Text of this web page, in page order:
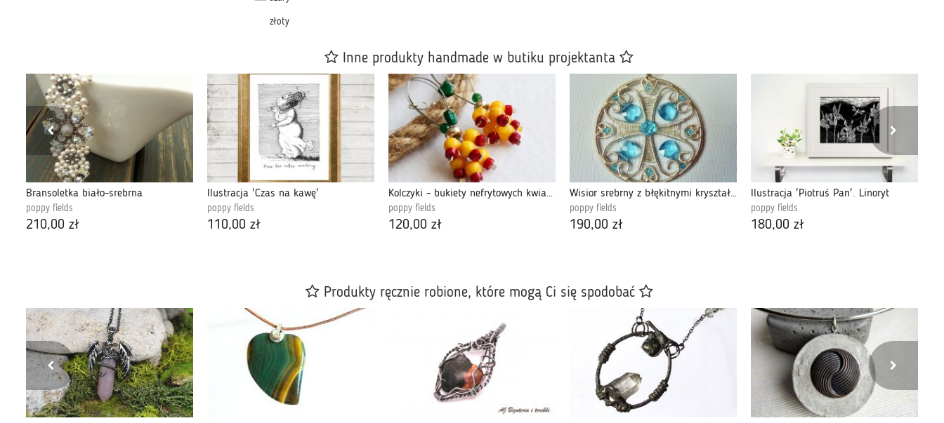
złoty
Inne produkty handmade w butiku projektanta
Bransoletka biało-srebrna
poppy fields
210,00 zł
Ilustracja 'Czas na kawę'
poppy fields
110,00 zł
Kolczyki - bukiety nefrytowych kwiatów
poppy fields
120,00 zł
Wisior srebrny z błękitnymi kryształkami
poppy fields
190,00 zł
Ilustracja 'Piotruś Pan'. Linoryt
poppy fields
180,00 zł
Produkty ręcznie robione, które mogą Ci się spodobać